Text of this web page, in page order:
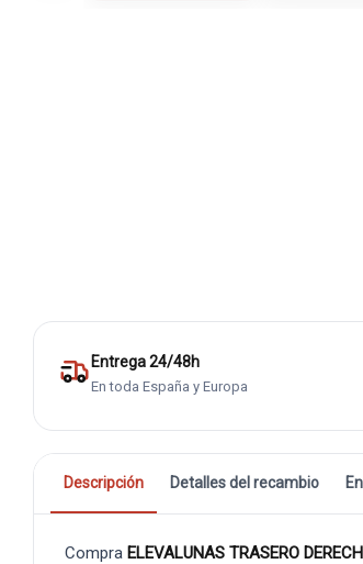
Entrega 24/48h
En toda España y Europa
Descripción Detalles del recambio
Compra ELEVALUNAS TRASERO